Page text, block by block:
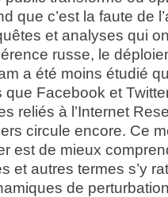
que c’est la faute de
et analyses qui
russe, le
a été moins étudié
Facebook et
reliés à l’Internet
circule encore. Ce
est de mieux
et autres termes s’y
de